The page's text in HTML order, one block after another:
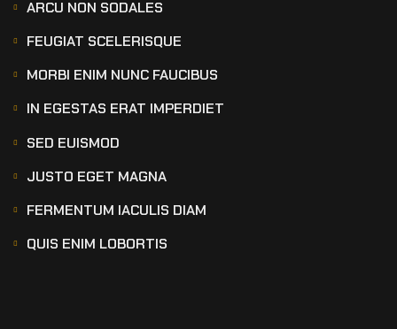
ARCU NON SODALES
FEUGIAT SCELERISQUE
MORBI ENIM NUNC FAUCIBUS
IN EGESTAS ERAT IMPERDIET
SED EUISMOD
JUSTO EGET MAGNA
FERMENTUM IACULIS DIAM
QUIS ENIM LOBORTIS